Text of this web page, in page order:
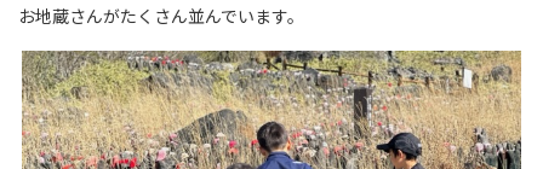
お地蔵さんがたくさん並んでいます。